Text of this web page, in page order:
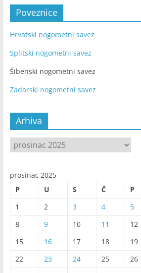
Poveznice
Hrvatski nogometni savez
Splitski nogometni savez
Šibenski nogometni savez
Zadarski nogometni savez
Arhiva
Arhiva
prosinac 2025
P
U S Č P
1
2 3 4 5
8
9 10 11 12
15
16 17 18 19
22
23 24 25 26